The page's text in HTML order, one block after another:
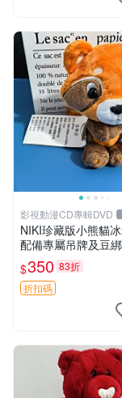
影視動漫CD專輯DVD
NIKI珍藏版小熊貓
配備專屬吊牌及豆
廢品嚴選 好評推薦
箱貼 磁鐵掛件 冰箱
$350 83折
折扣碼